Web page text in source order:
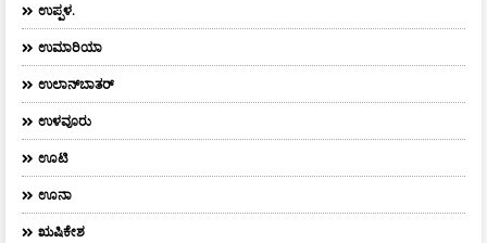
ಉಪ್ಪಳ.
ಉಮಾರಿಯಾ
ಉಲಾನ್‌ಬಾತರ್
ಉಳವೂರು
ಊಟಿ
ಊನಾ
ಋಷಿಕೇಶ